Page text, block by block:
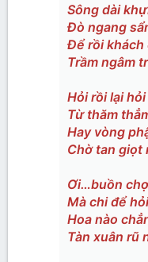
Sông dài
Đò ngang
Để rồi khách
Trầm ngâm
Hỏi rồi lại
Từ thăm
Hay vòng
Chờ tan giọt
Ơi…buồn
Mà chi để
Hoa nào
Tàn xuân rũ